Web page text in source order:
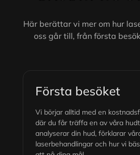
Här berättar vi mer om hur
oss går till, från första
Första besöket
Vi börjar alltid med en
där du får träffa en av våra
analyserar din hud, förklarar
laserbehandlingar och hur vi